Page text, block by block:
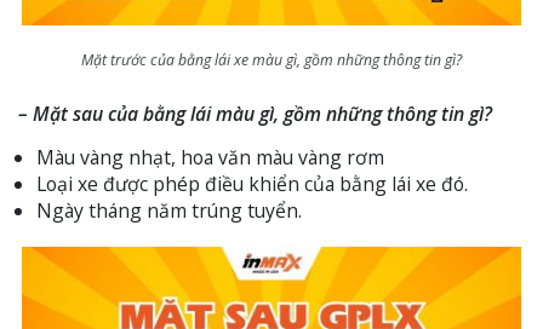
Mặt trước của bằng lái xe màu gì, gồm những thông tin gì?
– Mặt sau của bằng lái màu gì, gồm những thông tin gì?
Màu vàng nhạt, hoa văn màu vàng rơm
Loại xe được phép điều khiển của bằng lái xe đó.
Ngày tháng năm trúng tuyển.